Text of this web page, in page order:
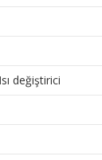
değiştirici